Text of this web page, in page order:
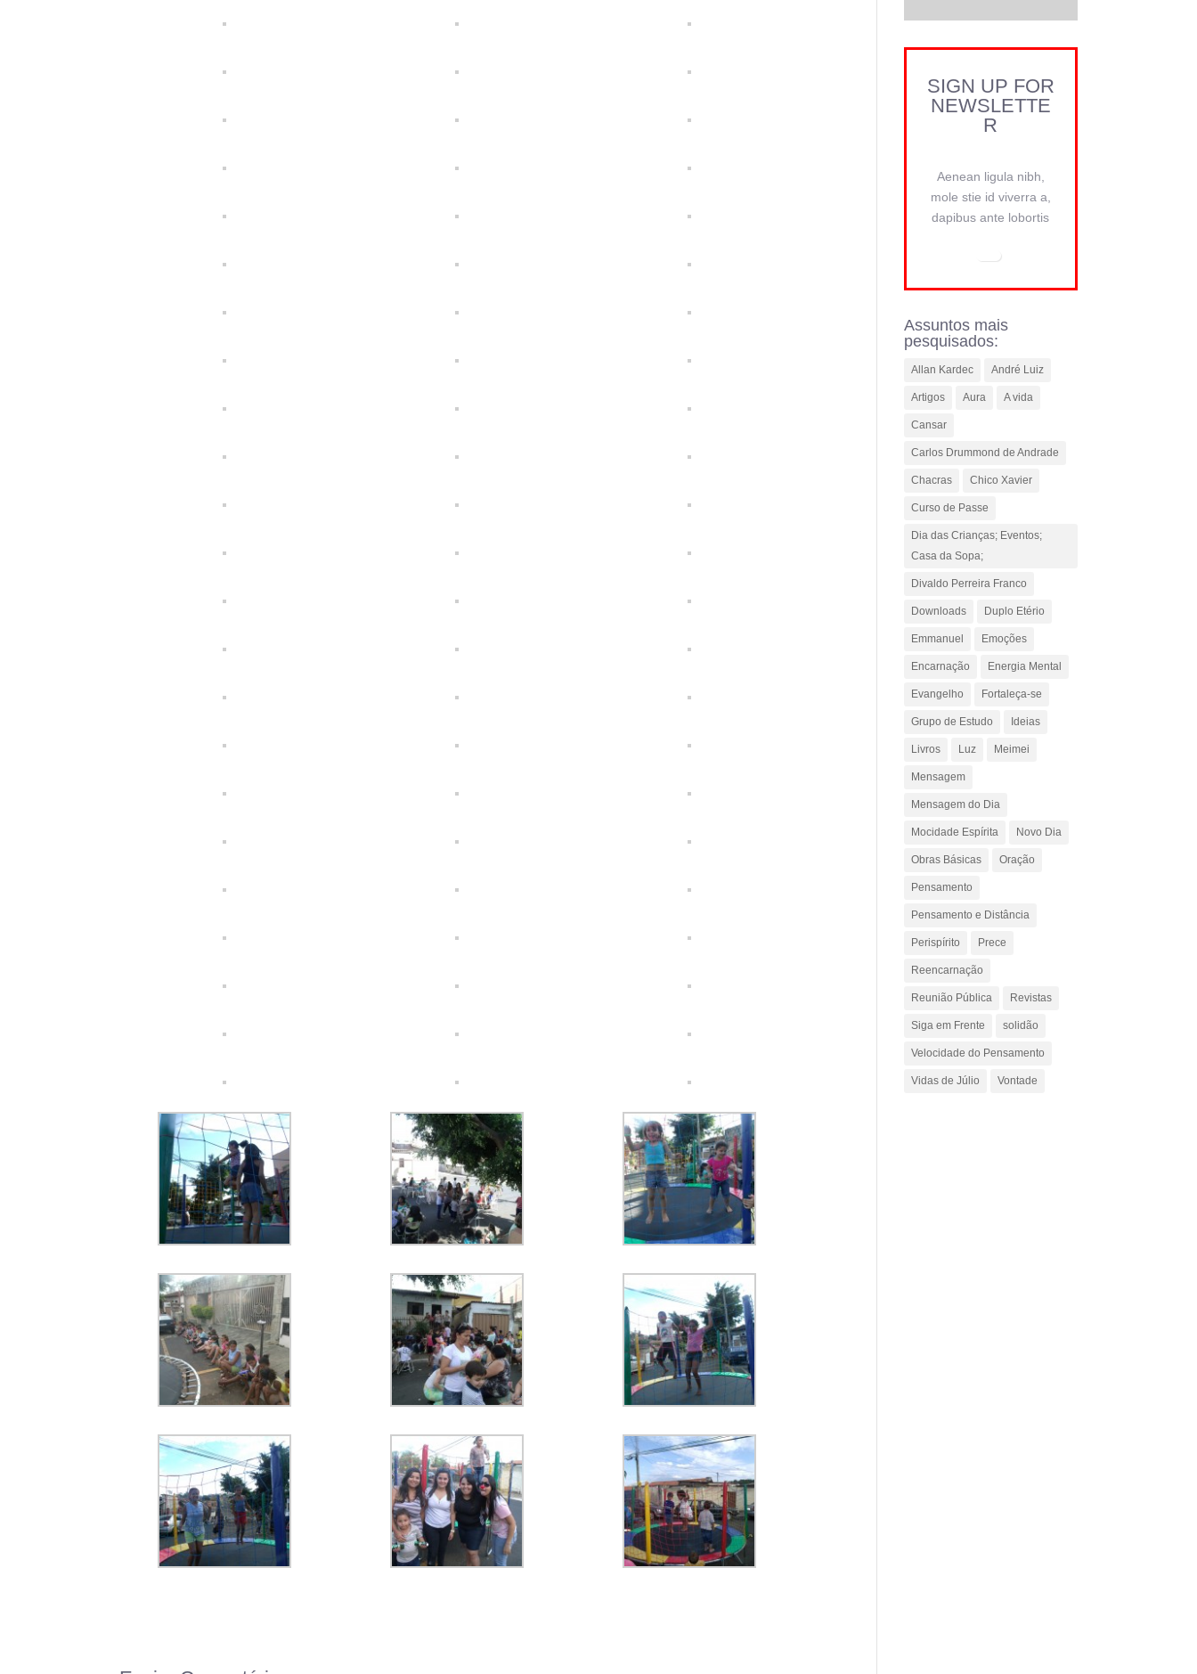
SIGN UP FOR
NEWSLETTE
R
Aenean ligula nibh,
mole stie id viverra a,
dapibus ante lobortis
Assuntos mais
pesquisados:
Allan Kardec André Luiz
Artigos Aura A vida
Cansar
Carlos Drummond de Andrade
Chacras Chico Xavier
Curso de Passe
Dia das Crianças; Eventos;
Casa da Sopa;
Divaldo Perreira Franco
Downloads Duplo Etério
Emmanuel Emoções
Encarnação Energia Mental
Evangelho Fortaleça-se
Grupo de Estudo Ideias
Livros Luz Meimei
Mensagem
Mensagem do Dia
Mocidade Espírita Novo Dia
Obras Básicas Oração
Pensamento
Pensamento e Distância
Perispírito Prece
Reencarnação
Reunião Pública Revistas
Siga em Frente solidão
Velocidade do Pensamento
Vidas de Júlio Vontade